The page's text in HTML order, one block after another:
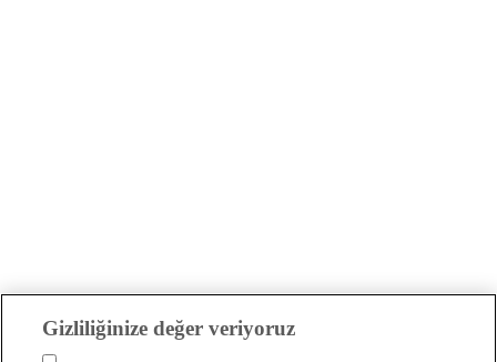
Gizliliğinize değer veriyoruz